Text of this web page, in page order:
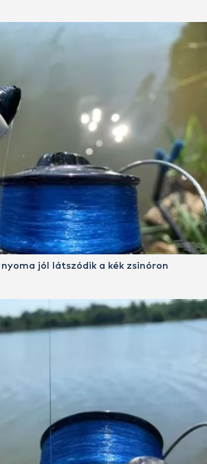
jól látszódik a kék zsinóron